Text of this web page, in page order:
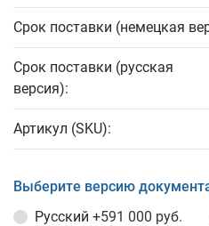
Срок поставки (немецкая
Срок поставки (русская
версия):
Артикул (SKU):
Выберите версию
Русский +591 000 руб.